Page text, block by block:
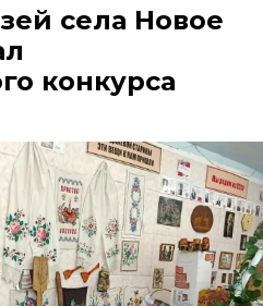
села Новое
конкурса